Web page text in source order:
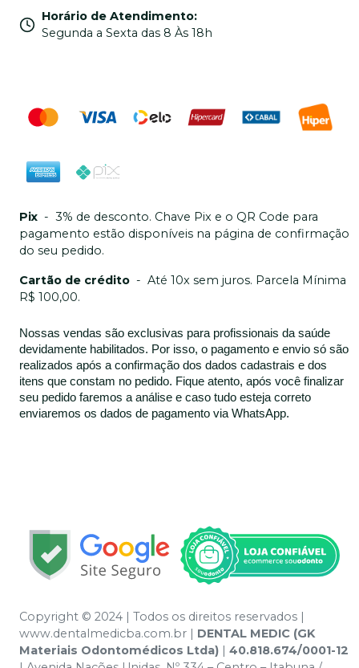
Horário de Atendimento:
Segunda a Sexta das 8 Às 18h
Pix - 3% de desconto. Chave Pix e o QR Code para
pagamento estão disponíveis na página de confirmação
do seu pedido.
Cartão de crédito - Até 10x sem juros. Parcela Mínima
R$ 100,00.
Nossas vendas são exclusivas para profissionais da saúde
devidamente habilitados. Por isso, o pagamento e envio só são
realizados após a confirmação dos dados cadastrais e dos
itens que constam no pedido. Fique atento, após você finalizar
seu pedido faremos a análise e caso tudo esteja correto
enviaremos os dados de pagamento via WhatsApp.
Copyright © 2024 | Todos os direitos reservados |
www.dentalmedicba.com.br | DENTAL MEDIC (GK
Materiais Odontomédicos Ltda) | 40.818.674/0001-12